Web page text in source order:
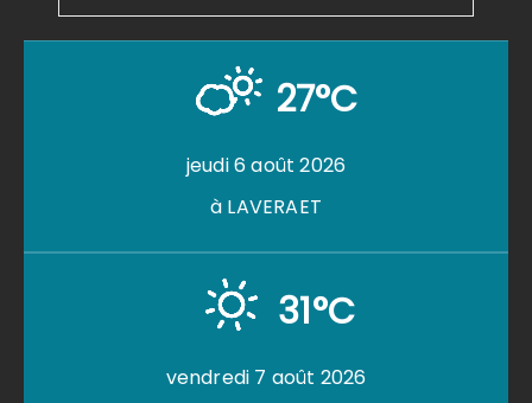
27°C
jeudi 6 août 2026
à LAVERAET
31°C
vendredi 7 août 2026